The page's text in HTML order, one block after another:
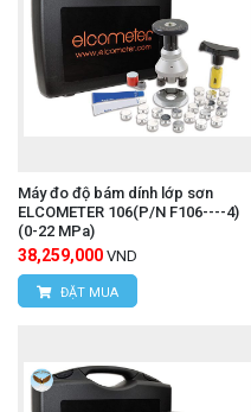
Máy đo độ bám dính lớp sơn
ELCOMETER 106(P/N F106----4)
(0-22 MPa)
38,259,000 VND
ĐẶT MUA